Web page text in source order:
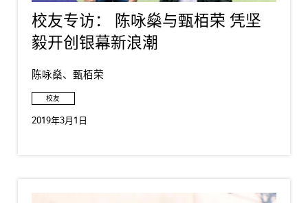
校友专访： 陈咏燊与甄栢荣 凭坚
毅开创银幕新浪潮
陈咏燊、甄栢荣
校友
2019年3月1日